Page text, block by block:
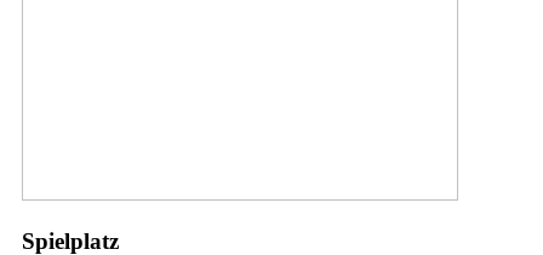
Spielplatz